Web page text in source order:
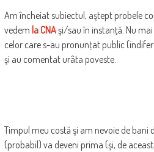
Am încheiat subiectul, aştept probele
vedem la CNAşi/sau în instanţă. Nu
celor care s-au pronunţat public
şi au comentat urâta poveste.
Timpul meu costă şi am nevoie de bani
(probabil) va deveni prima (şi, de